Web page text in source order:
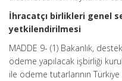
İhracatçı birlikleri genel
yetkilendirilmesi
MADDE 9- (1) Bakanlık,
ödeme yapılacak işbirliği
ile ödeme tutarlarının